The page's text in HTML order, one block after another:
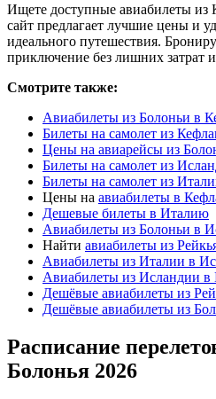
Ищете доступные авиабилеты
сайт предлагает лучшие цены и
идеального путешествия.
приключение без лишних затрат
Смотрите также:
Авиабилеты из Болоньи в
Билеты на самолет из
Цены на авиарейсы из
Билеты на самолет из
Билеты на самолет из
Цены на авиабилеты в
Дешевые билеты в Италию
Авиабилеты из Болоньи в
Найти авиабилеты из
Авиабилеты из Италии в
Авиабилеты из Исландии
Дешёвые авиабилеты из
Дешёвые авиабилеты из
Расписание
Болонья 2026